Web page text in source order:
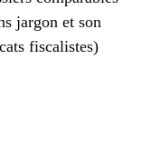
jargon et son
fiscalistes)